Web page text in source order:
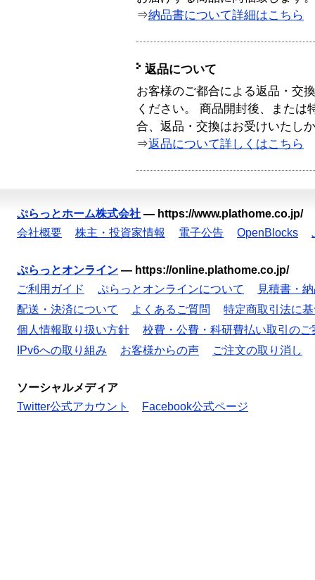
⇒納品書について詳細はこちら
返品について
お客様のご都合による返品・交
ください。 商品開封後、または
合、返品・交換はお受けいたし
⇒返品について詳しくはこちら
ぷらっとホーム株式会社 — https://www.plathome.co.jp/
会社概要
株主・投資家情報 電子公告 OpenBlocks
ぷらっとオンライン — https://online.plathome.co.jp/
ご利用ガイド
ぷらっとオンラインについて
見積書・
配送・決済について
よくあるご質問
特定商取引法に
個人情報取り扱い方針
校費・公費・科研費払い取引のご
IPv6への取り組み
お客様からの声 ご注文の取り消し
ソーシャルメディア
Twitter公式アカウント
Facebook公式ページ